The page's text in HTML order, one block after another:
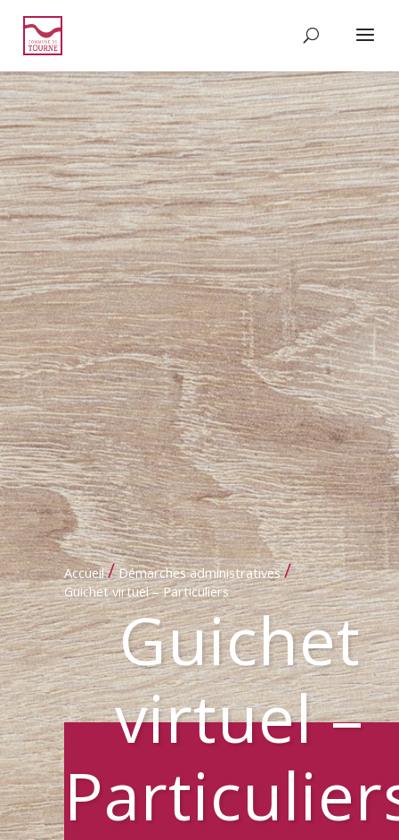
Accueil / Démarches administratives /
Guichet virtuel – Particuliers
Guichet
virtuel –